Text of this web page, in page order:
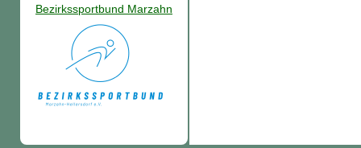
Bezirkssportbund Marzahn